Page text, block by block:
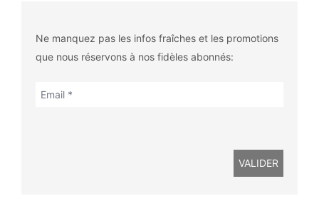
Ne manquez pas les infos fraîches et les promotions
que nous réservons à nos fidèles abonnés: